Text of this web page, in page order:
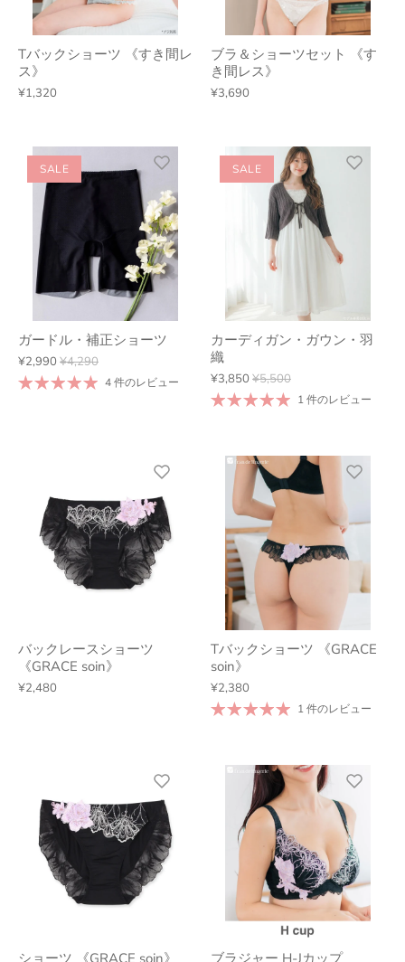
Tバックショーツ 《すき間レ
ス》
¥1,320
ブラ＆ショーツセット 《す
き間レス》
¥3,690
SALE
ガードル・補正ショーツ
¥2,990 ¥4,290
4 件のレビュー
SALE
カーディガン・ガウン・羽
織
¥3,850 ¥5,500
1 件のレビュー
バックレースショーツ
《GRACE soin》
¥2,480
Tバックショーツ 《GRACE
soin》
¥2,380
1 件のレビュー
ショーツ 《GRACE soin》
ブラジャー H-Jカップ